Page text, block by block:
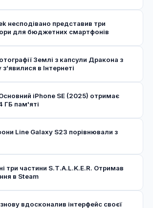
несподівано представив три
для бюджетних смартфонів
Землі з капсули Дракона з
з’явилися в Інтернеті
iPhone SE (2025) отримає
ГБ пам'яті
Line Galaxy S23 порівнювали з
три частини S.T.A.L.K.E.R. Отримав
в Steam
вдосконалив інтерфейс своєї